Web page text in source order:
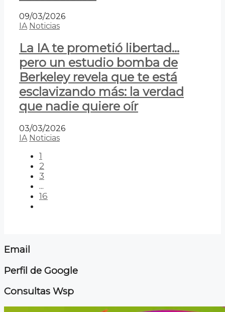
09/03/2026
IA Noticias
La IA te prometió libertad…
pero un estudio bomba de
Berkeley revela que te está
esclavizando más: la verdad
que nadie quiere oír
03/03/2026
IA Noticias
1
2
3
...
16
Email
Perfil de Google
Consultas Wsp